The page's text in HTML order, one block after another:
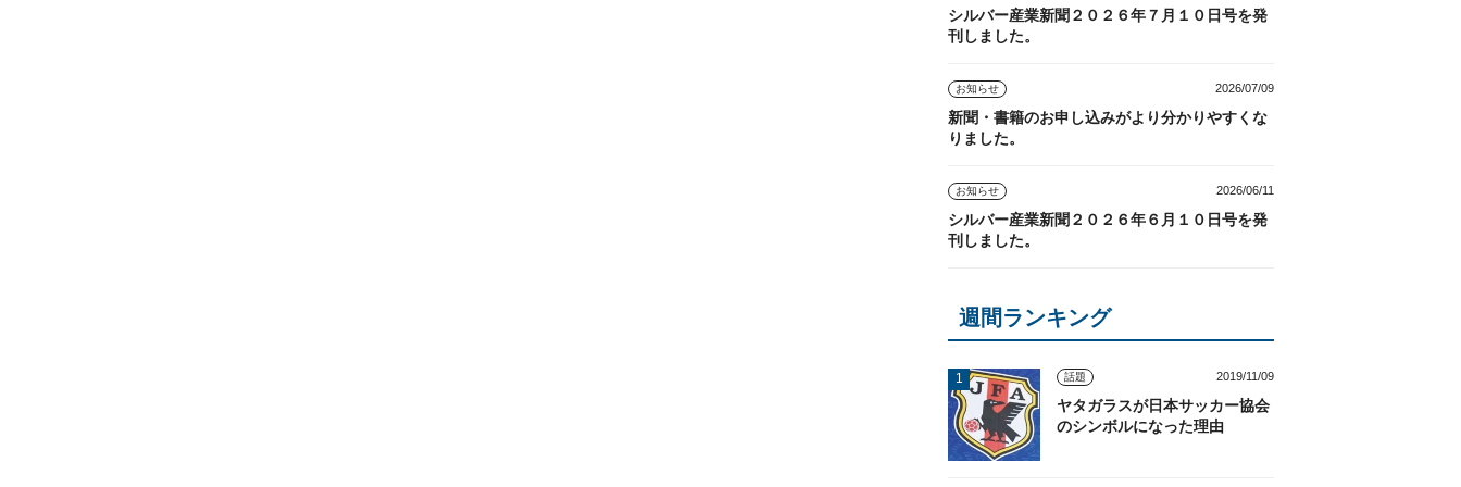
シルバー産業新聞２０２６年７月１０日号を発
刊しました。
お知らせ 2026/07/09
新聞・書籍のお申し込みがより分かりやすくな
りました。
お知らせ 2026/06/11
シルバー産業新聞２０２６年６月１０日号を発
刊しました。
週間ランキング
話題 2019/11/09
ヤタガラスが日本サッカー協会
のシンボルになった理由